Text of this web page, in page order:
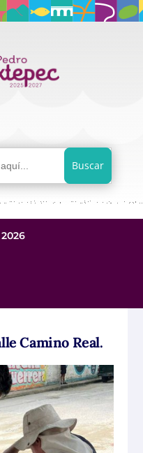
Camino Real.